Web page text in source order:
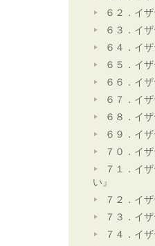
６２．イ
６３．イ
６４．イ
６５．イ
６６．イ
６７．イ
６８．イ
６９．イ
７０．イ
７１．イ
い』
７２．イ
７３．イ
７４．イ